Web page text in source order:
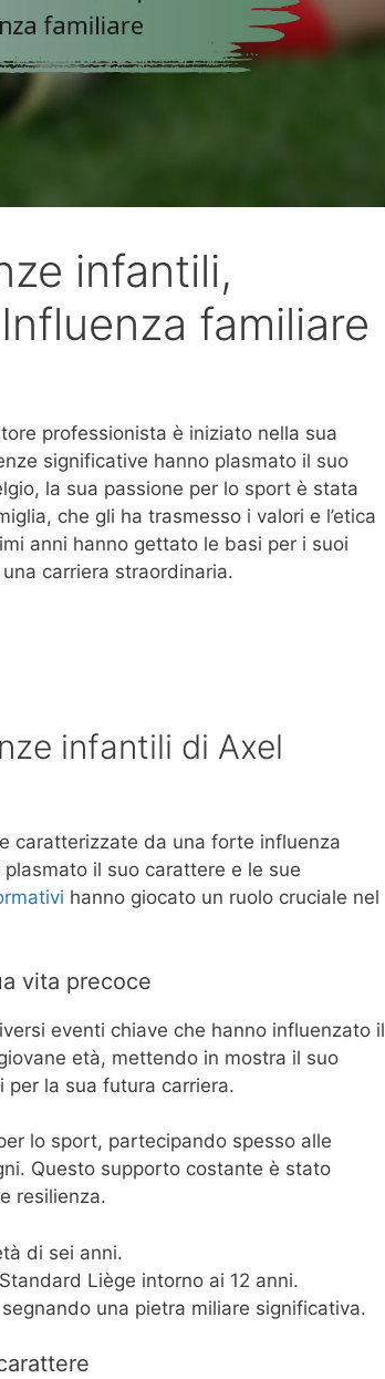
infantili,
familiare
professionista è iniziato nella sua
significative hanno plasmato il suo
la sua passione per lo sport è stata
che gli ha trasmesso i valori e l’etica
anni hanno gettato le basi per i suoi
carriera straordinaria.
infantili di Axel
caratterizzate da una forte influenza
il suo carattere e le sue
hanno giocato un ruolo cruciale nel
vita precoce
eventi chiave che hanno influenzato il
età, mettendo in mostra il suo
la sua futura carriera.
lo sport, partecipando spesso alle
Questo supporto costante è stato
resilienza.
di sei anni.
Liège intorno ai 12 anni.
una pietra miliare significativa.